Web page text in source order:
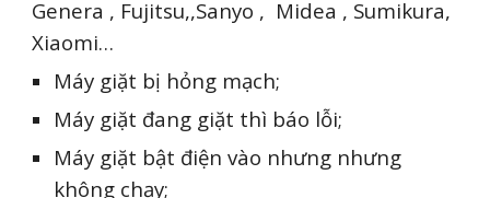
Genera , Fujitsu,,Sanyo , Midea , Sumikura,
Xiaomi…
Máy giặt bị hỏng mạch;
Máy giặt đang giặt thì báo lỗi;
Máy giặt bật điện vào nhưng nhưng
không chạy;